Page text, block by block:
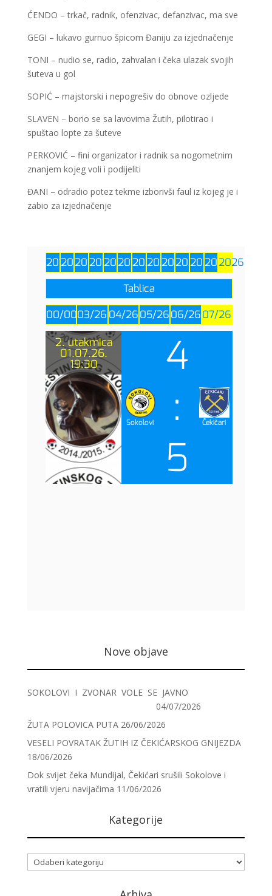
ĆENDO – trkač, radnik, ofenzivac, defanzivac, ma sve
GEGI – lukavo gurnuo špicom Đaniju za izjednačenje
TONI – nudio se, radio, zahvalan i čeka ulazak svojih
šuteva u gol
SOPIĆ – majstorski i nepogrešiv do obnove ozljede
SLAVEN – borio se sa lavovima Žutih, pilotirao i
spuštao lopte za šuteve
PERKOVIĆ – fini organizator i radnik sa nogometnim
znanjem kojeg voli i podijeliti
ĐANI – odradio potez tekme izborivši faul iz kojeg je i
zabio za izjednačenje
Nove objave
SOKOLOVI I ZVONAR VOLE SE JAVNO
04/07/2026
ŽUTA POLOVICA PUTA 26/06/2026
VESELI POVRATAK ŽUTIH IZ ČEKIĆARSKOG GNIJEZDA
18/06/2026
Dok svijet čeka Mundijal, Čekićari srušili Sokolove i
vratili vjeru navijačima 11/06/2026
Kategorije
Kategorije